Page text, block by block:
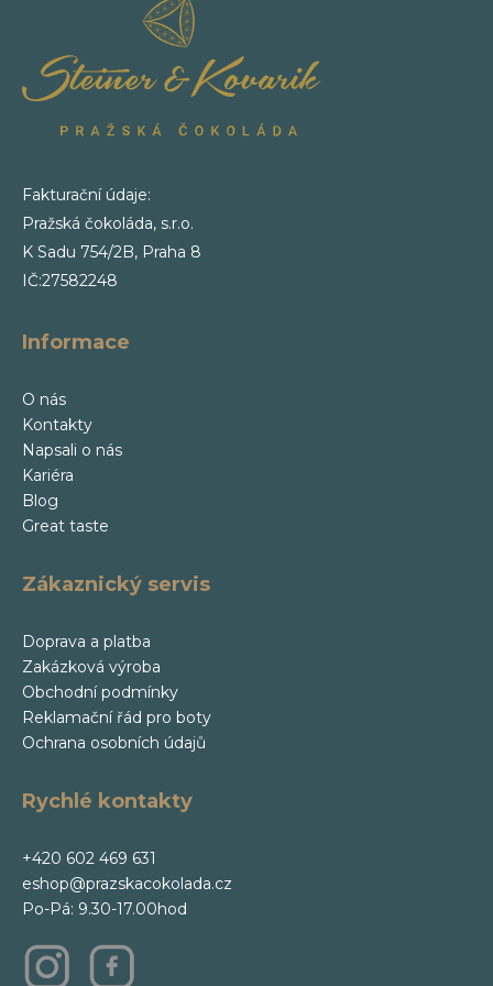
Fakturační údaje:
Pražská čokoláda, s.r.o.
K Sadu 754/2B, Praha 8
IČ:27582248
Informace
O nás
Kontakty
Napsali o nás
Kariéra
Blog
Great taste
Zákaznický servis
Doprava a platba
Zakázková výroba
Obchodní podmínky
Reklamační řád pro boty
Ochrana osobních údajů
Rychlé kontakty
+420 602 469 631
eshop@prazskacokolada.cz
Po-Pá: 9.30-17.00hod